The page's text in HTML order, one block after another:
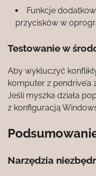
Funkcje
przycisków w
Testowanie w
Aby wykluczyć
komputer z
Jeśli myszka działa
z konfiguracją
Narzędzia